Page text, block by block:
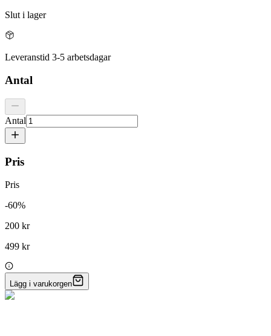
Slut i lager
Leveranstid 3-5 arbetsdagar
Antal
Antal
Pris
Pris
-60%
200 kr
499 kr
Lägg i varukorgen